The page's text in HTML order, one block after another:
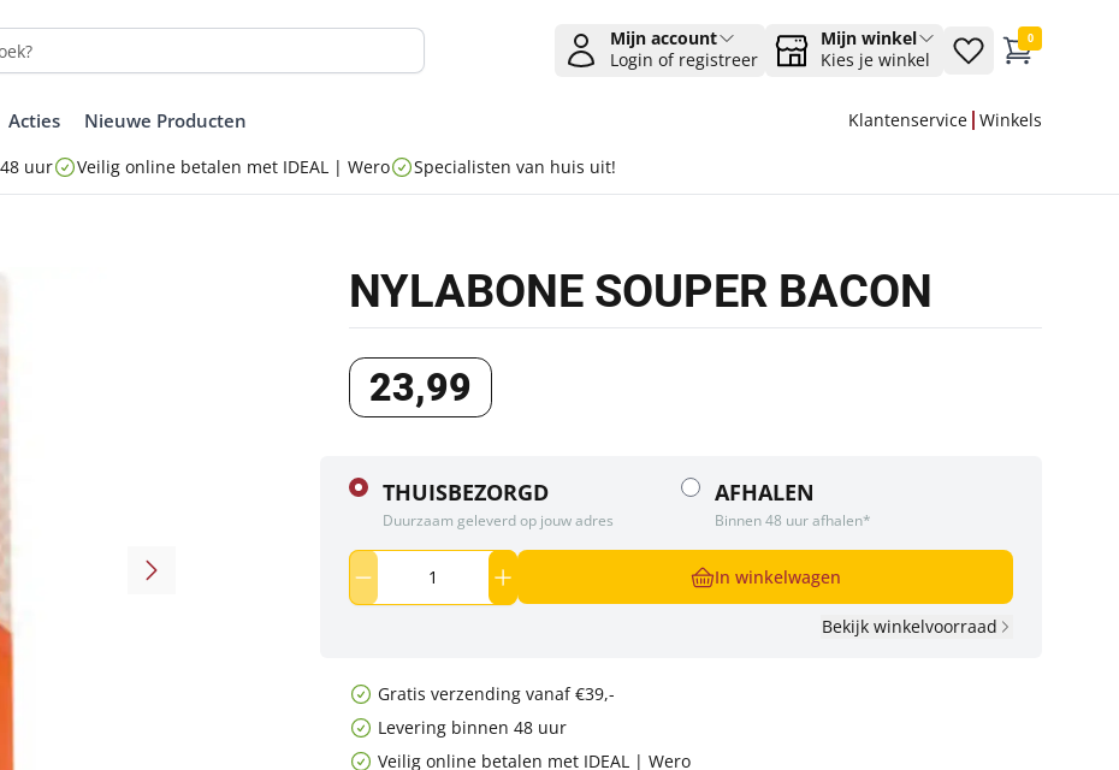
Mijn account
Login of registreer
Mijn winkel
Kies je winkel
0
Acties Nieuwe Producten Klantenservice Winkels
uur Veilig online betalen met IDEAL | Wero Specialisten van huis uit!
NYLABONE SOUPER BACON
23,99
THUISBEZORGD
Duurzaam geleverd op jouw adres
AFHALEN
Binnen 48 uur afhalen*
In winkelwagen
Bekijk winkelvoorraad
Gratis verzending vanaf €39,-
Levering binnen 48 uur
Veilig online betalen met IDEAL | Wero